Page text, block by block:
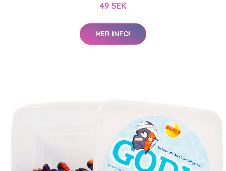
49 SEK
MER INFO!